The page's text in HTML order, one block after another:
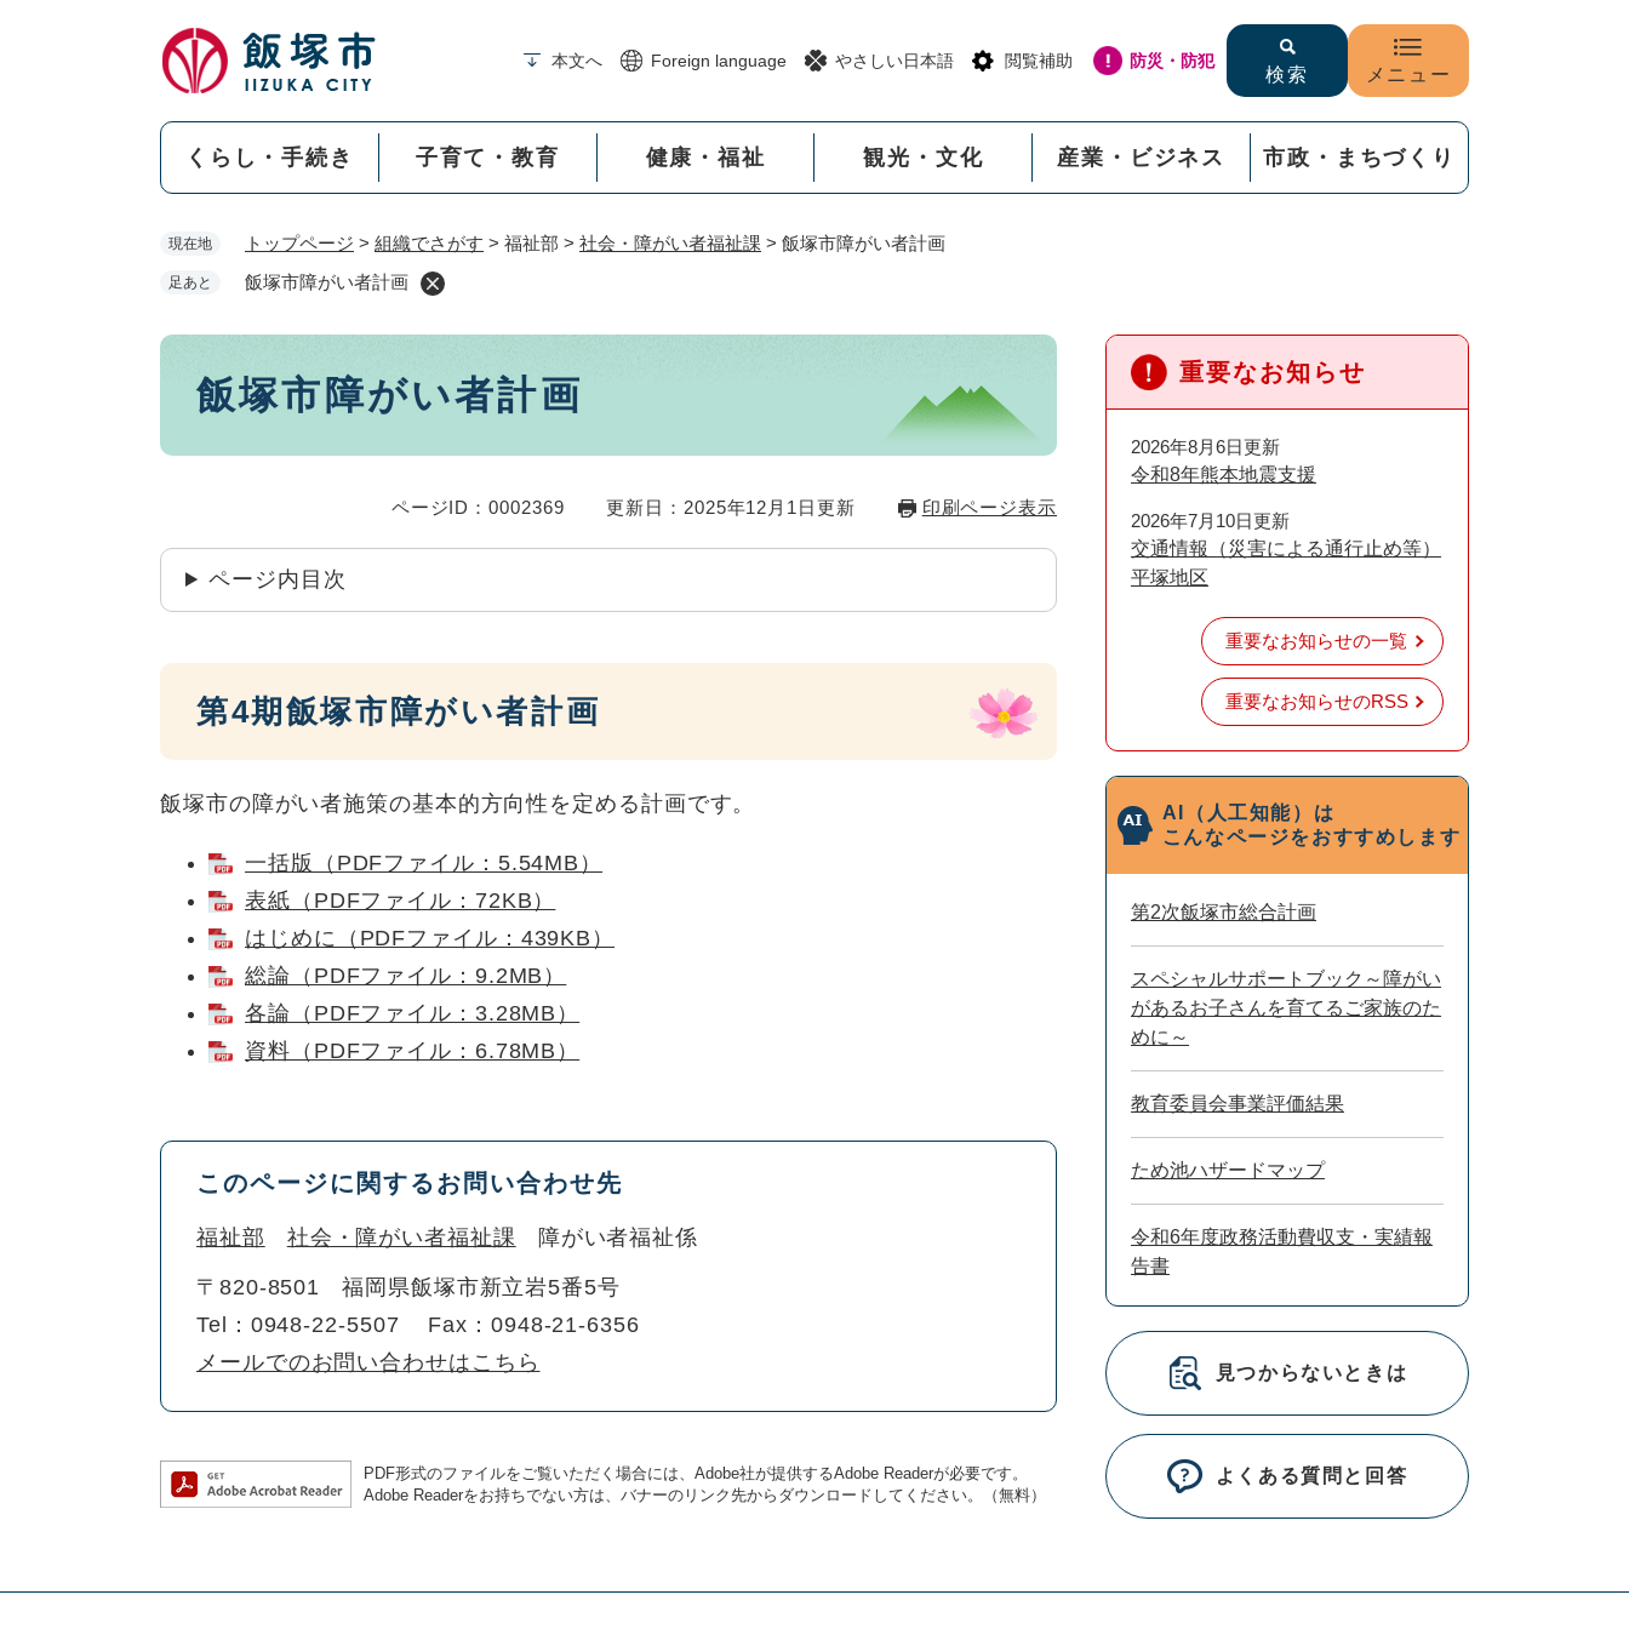
本文へ Foreign language やさしい日本語 閲覧補助 防災・防犯
検索 メニュー
くらし・手続き 子育て・教育 健康・福祉 観光・文化 産業・ビジネス 市政・まちづくり
現在地 トップページ > 組織でさがす > 福祉部 > 社会・障がい者福祉課 > 飯塚市障がい者計画
足あと 飯塚市障がい者計画
本
飯塚市障がい者計画
ページID：0002369 更新日：2025年12月1日更新 印刷ページ表示
ページ内目次
第4期飯塚市障がい者計画
飯塚市の障がい者施策の基本的方向性を定める計画です。
一括版（PDFファイル：5.54MB）
表紙（PDFファイル：72KB）
はじめに（PDFファイル：439KB）
総論（PDFファイル：9.2MB）
各論（PDFファイル：3.28MB）
資料（PDFファイル：6.78MB）
このページに関するお問い合わせ先
福祉部 社会・障がい者福祉課 障がい者福祉係
〒820-8501
福岡県飯塚市新立岩5番5号
Tel：0948-22-5507
Fax：0948-21-6356
メールでのお問い合わせはこちら
PDF形式のファイルをご覧いただく場合には、Adobe社が提供するAdobe Readerが必要です。
Adobe Readerをお持ちでない方は、バナーのリンク先からダウンロードしてください。（無料）
重要なお知らせ
2026年8月6日更新
令和8年熊本地震支援
2026年7月10日更新
交通情報（災害による通行止め等）
平塚地区
重要なお知らせの一覧
重要なお知らせのRSS
AI（人工知能）は
こんなページをおすすめします
第2次飯塚市総合計画
スペシャルサポートブック～障がい
があるお子さんを育てるご家族のた
めに～
教育委員会事業評価結果
ため池ハザードマップ
令和6年度政務活動費収支・実績報
告書
見つからないときは
よくある質問と回答